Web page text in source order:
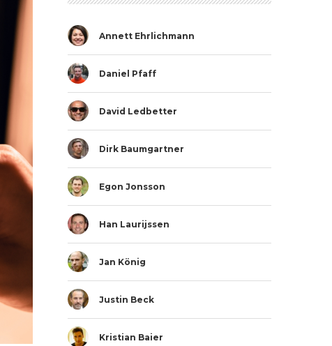
Annett Ehrlichmann
Daniel Pfaff
David Ledbetter
Dirk Baumgartner
Egon Jonsson
Han Laurijssen
Jan König
Justin Beck
Kristian Baier